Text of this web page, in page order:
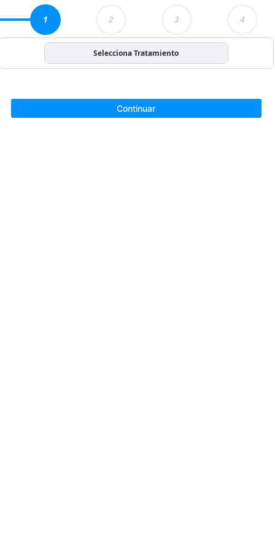
1 2 3 4
Selecciona Tratamiento
Continuar